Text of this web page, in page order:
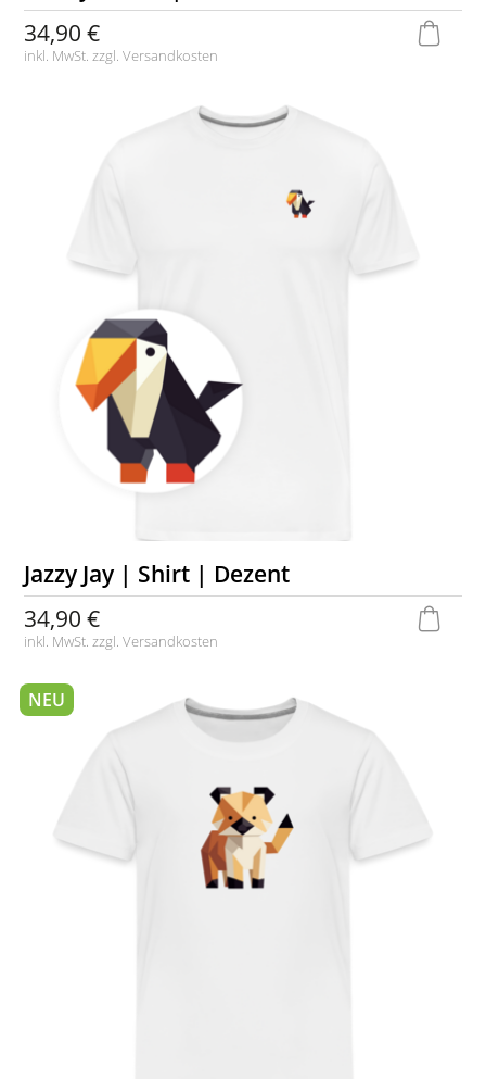
34,90 €
inkl. MwSt. zzgl.Versandkosten
Jazzy Jay | Shirt | Dezent
34,90 €
inkl. MwSt. zzgl.Versandkosten
NEU